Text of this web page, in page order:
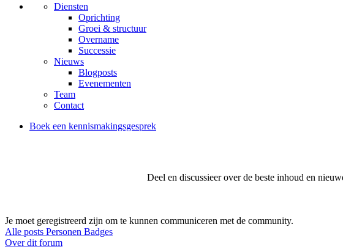
Diensten
Oprichting
Groei & structuur
Overname
Successie
Nieuws
Blogposts
Evenementen
Team
Contact
Boek een kennismakingsgesprek
Deel en discussieer over de beste inhoud en
Je moet geregistreerd zijn om te kunnen communiceren met de community.
Alle posts Personen Badges
Over dit forum